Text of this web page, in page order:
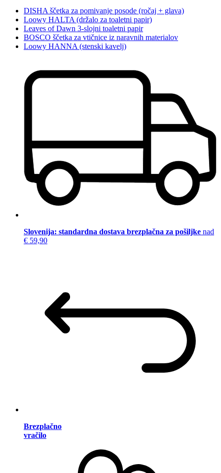
DISHA ščetka za pomivanje posode (ročaj + glava)
Loowy HALTA (držalo za toaletni papir)
Leaves of Dawn 3-slojni toaletni papir
BOSCO ščetka za vtičnice iz naravnih materialov
Loowy HANNA (stenski kavelj)
Slovenija: standardna dostava brezplačna za pošiljke nad
€ 59,90
Brezplačno
vračilo